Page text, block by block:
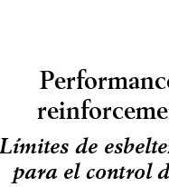
Límites de
para el control